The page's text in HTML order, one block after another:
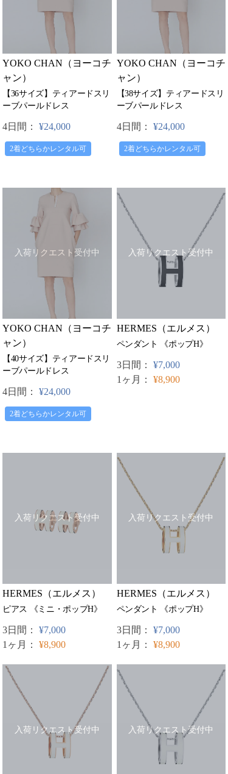
YOKO CHAN（ヨーコチ
ャン）
【36サイズ】ティアードスリ
ーブパールドレス
4日間： ¥24,000
2着どちらかレンタル可
YOKO CHAN（ヨーコチ
ャン）
【38サイズ】ティアードスリ
ーブパールドレス
4日間： ¥24,000
2着どちらかレンタル可
入荷リクエスト受付中
YOKO CHAN（ヨーコチ
ャン）
【40サイズ】ティアードスリ
ーブパールドレス
4日間： ¥24,000
2着どちらかレンタル可
入荷リクエスト受付中
HERMES（エルメス）
ペンダント 《ポップH》
3日間： ¥7,000
1ヶ月： ¥8,900
入荷リクエスト受付中
HERMES（エルメス）
ピアス 《ミニ・ポップH》
3日間： ¥7,000
1ヶ月： ¥8,900
入荷リクエスト受付中
HERMES（エルメス）
ペンダント 《ポップH》
3日間： ¥7,000
1ヶ月： ¥8,900
入荷リクエスト受付中 入荷リクエスト受付中